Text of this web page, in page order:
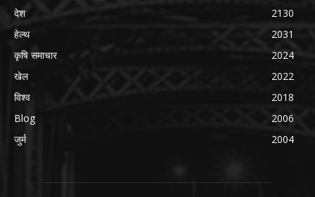
देश
2130
हेल्थ
2031
कृषि समाचार
2024
खेल
2022
विश्व
2018
Blog
2006
जुर्म
2004